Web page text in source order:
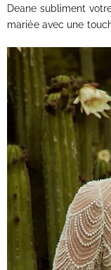
Deane subliment
mariée avec une